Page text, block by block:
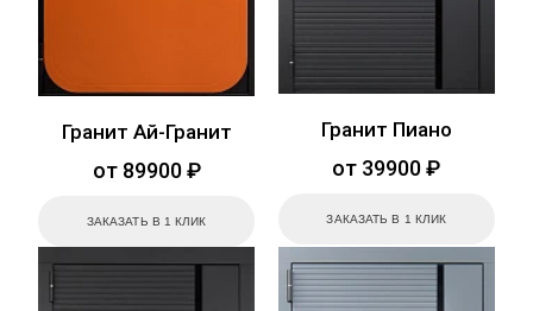
Гранит Ай-Гранит
от 89900 ₽
ЗАКАЗАТЬ В 1 КЛИК
Гранит Пиано
от 39900 ₽
ЗАКАЗАТЬ В 1 КЛИК